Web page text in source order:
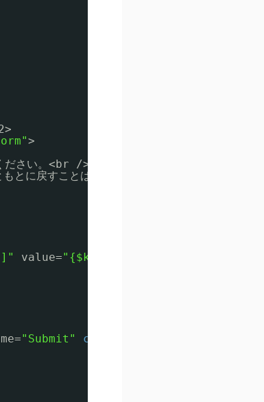
>
ださい。<br />
とに戻すことはできません</b>
value="{$key}"
"Submit" class